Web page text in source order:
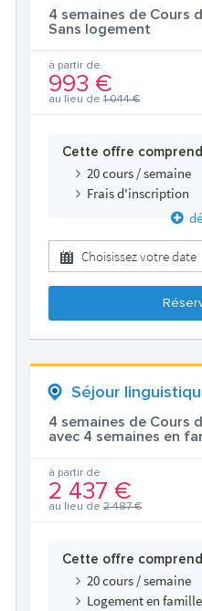
4 semaines de Cours
Sans logement
à partir de
993 €
au lieu de 1 044 €
Cette offre
20 cours / semaine
Frais d'inscription
Séjour
4 semaines de Cours
avec 4 semaines en
à partir de
2 437 €
au lieu de 2 487 €
Cette offre
20 cours / semaine
Logement en